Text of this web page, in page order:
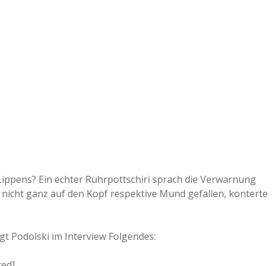
d
Ein echter Ruhrpottschiri sprach die Verwarnung
nicht ganz auf den Kopf respektive Mund gefallen, konterte
Podolski im Interview Folgendes: